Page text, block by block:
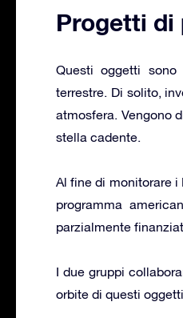
Progetti di
Questi oggetti sono
terrestre. Di solito,
atmosfera. Vengono
stella cadente.
Al fine di monitorare i
programma
parzialmente
I due gruppi
orbite di questi